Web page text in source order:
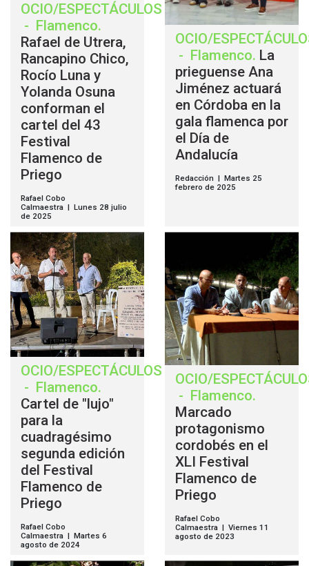
OCIO/ESPECTÁCULOS
- Flamenco.
Rafael de Utrera,
Rancapino Chico,
Rocío Luna y
Yolanda Osuna
conforman el
cartel del 43
Festival
Flamenco de
Priego
Rafael Cobo
Calmaestra | Lunes 28 julio
de 2025
OCIO/
- Flamenco. La
prieguense Ana
Jiménez actuará
en Córdoba en la
gala flamenca por
el Día de
Andalucía
Redacción | Martes 25
febrero de 2025
OCIO/ESPECTÁCULOS
- Flamenco.
Cartel de "lujo"
para la
cuadragésimo
segunda edición
del Festival
Flamenco de
Priego
Rafael Cobo
Calmaestra | Martes 6
agosto de 2024
OCIO/
- Flamenco.
Marcado
protagonismo
cordobés en el
XLI Festival
Flamenco de
Priego
Rafael Cobo
Calmaestra | Viernes 11
agosto de 2023